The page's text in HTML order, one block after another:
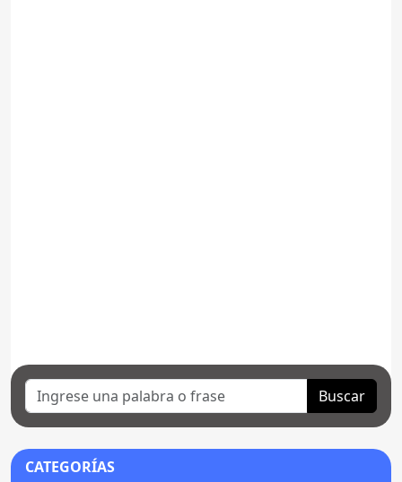
Buscar
CATEGORÍAS